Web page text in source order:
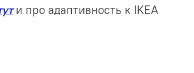
и про адаптивность к IKEA